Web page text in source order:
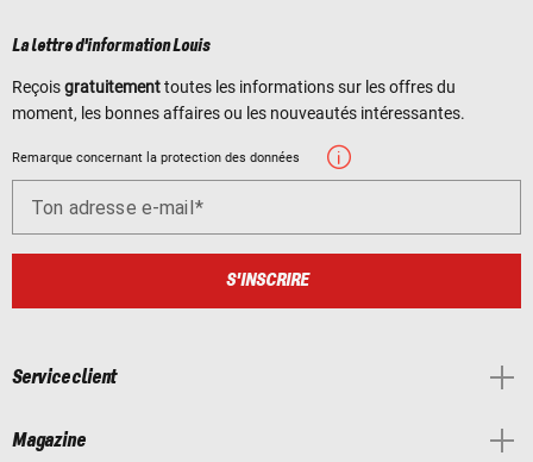
La lettre d'information Louis
Reçoisgratuitementtoutes les informations sur les offres du
moment, les bonnes affaires ou les nouveautés intéressantes.
Remarque concernant la protection des données
Ton adresse e-mail
S'INSCRIRE
Service client
Magazine